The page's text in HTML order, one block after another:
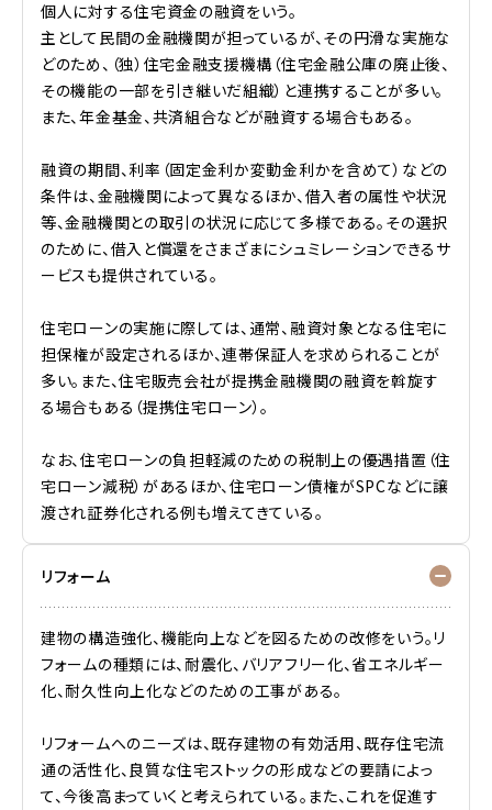
個人に対する住宅資金の融資をいう。
主として民間の金融機関が担っているが、その円滑な実施な
どのため、（独）住宅金融支援機構（住宅金融公庫の廃止後、
その機能の一部を引き継いだ組織）と連携することが多い。
また、年金基金、共済組合などが融資する場合もある。
融資の期間、利率（固定金利か変動金利かを含めて）などの
条件は、金融機関によって異なるほか、借入者の属性や状況
等、金融機関との取引の状況に応じて多様である。その選択
のために、借入と償還をさまざまにシュミレーションできるサ
ービスも提供されている。
住宅ローンの実施に際しては、通常、融資対象となる住宅に
担保権が設定されるほか、連帯保証人を求められることが
多い。また、住宅販売会社が提携金融機関の融資を斡旋す
る場合もある（提携住宅ローン）。
なお、住宅ローンの負担軽減のための税制上の優遇措置（住
宅ローン減税）があるほか、住宅ローン債権がSPCなどに譲
渡され証券化される例も増えてきている。
リフォーム
建物の構造強化、機能向上などを図るための改修をいう。リ
フォームの種類には、耐震化、バリアフリー化、省エネルギー
化、耐久性向上化などのための工事がある。
リフォームへのニーズは、既存建物の有効活用、既存住宅流
通の活性化、良質な住宅ストックの形成などの要請によっ
て、今後高まっていくと考えられている。また、これを促進す